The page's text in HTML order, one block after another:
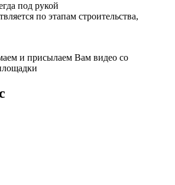
под рукой
по этапам строительства,
и присылаем Вам видео со